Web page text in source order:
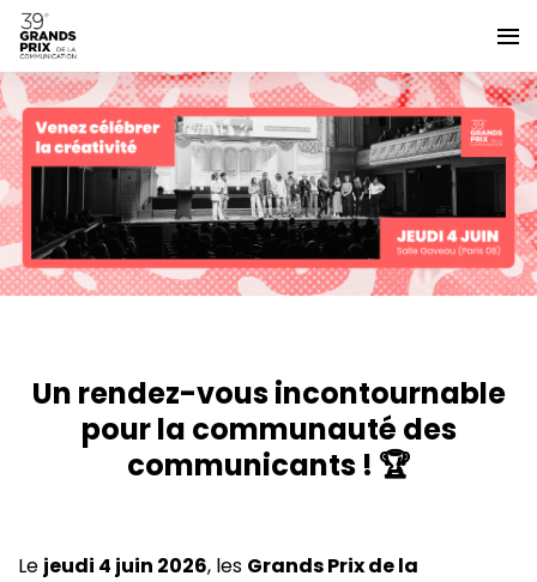
Un rendez-vous incontournable
pour la communauté des
communicants ! 🏆
Le jeudi 4 juin 2026, les Grands Prix de la